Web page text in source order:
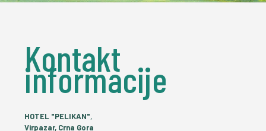
Kontakt
informacije
HOTEL "PELIKAN",
Virpazar, Crna Gora